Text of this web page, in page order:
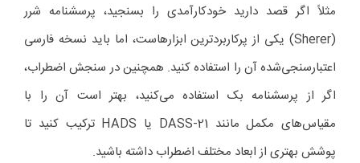
مثلاً اگر قصد دارید خودکارآمدی را بسنجید، پرسشنامه شرر
(Sherer) یکی از پرکاربردترین ابزارهاست، اما باید نسخه فارسی
اعتبارسنجی‌شده آن را استفاده کنید. همچنین در سنجش اضطراب،
اگر از پرسشنامه بک استفاده می‌کنید، بهتر است آن را با
مقیاس‌های مکمل مانند DASS-21 یا HADS ترکیب کنید تا
پوشش بهتری از ابعاد مختلف اضطراب داشته باشید.